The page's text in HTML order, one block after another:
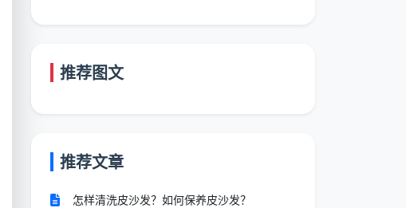
推荐图文
推荐文章
怎样清洗皮沙发？如何保养皮沙发？